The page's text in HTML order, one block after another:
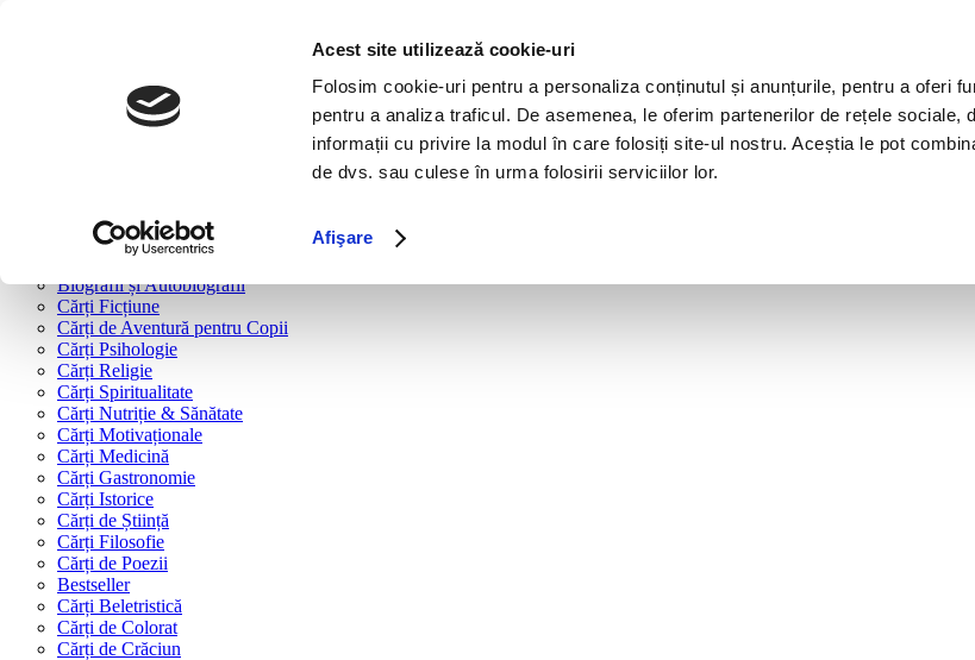
Acest site utilizează cookie-uri
Folosim cookie-uri pentru a personaliza conținutul și anunțurile, pentru a oferi
pentru a analiza traficul. De asemenea, le oferim partenerilor de rețele sociale,
informații cu privire la modul în care folosiți site-ul nostru. Aceștia le pot
de dvs. sau culese în urma folosirii serviciilor lor.
Afişare
Cărți după tipologie
Cărți Dezvoltare Personală
Cărți Familie & Cuplu
Biografii și Autobiografii
Cărți Ficțiune
Cărți de Aventură pentru Copii
Cărți Psihologie
Cărți Religie
Cărți Spiritualitate
Cărți Nutriție & Sănătate
Cărți Motivaționale
Cărți Medicină
Cărți Gastronomie
Cărți Istorice
Cărți de Știință
Cărți Filosofie
Cărți de Poezii
Bestseller
Cărți Beletristică
Cărți de Colorat
Cărți de Crăciun